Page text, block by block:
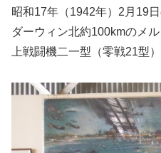
昭和17年（1942年）2月19
ダーウィン北約100kmのメ
上戦闘機二一型（零戦21型